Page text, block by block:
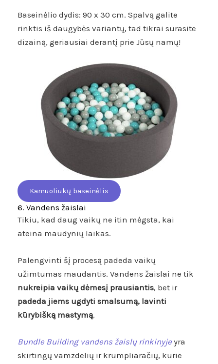
Baseinėlio dydis: 90 x 30 cm. Spalvą galite
rinktis iš daugybės variantų, tad tikrai surasite
dizainą, geriausiai derantį prie Jūsų namų!
Kamuoliukų baseinėlis
6. Vandens žaislai
Tikiu, kad daug vaikų ne itin mėgsta, kai
ateina maudynių laikas.
Palengvinti šį procesą padeda vaikų
užimtumas maudantis. Vandens žaislai ne tik
nukreipia vaikų dėmesį prausiantis, bet ir
padeda jiems ugdyti smalsumą, lavinti
kūrybišką mastymą.
Bundle Building vandens žaislų rinkinyje yra
skirtingų vamzdelių ir krumpliaračių, kurie